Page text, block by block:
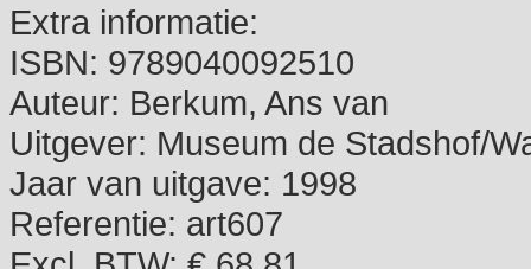
Extra informatie:
ISBN: 9789040092510
Auteur: Berkum, Ans van
Uitgever: Museum de Stadshof/
Jaar van uitgave: 1998
Referentie: art607